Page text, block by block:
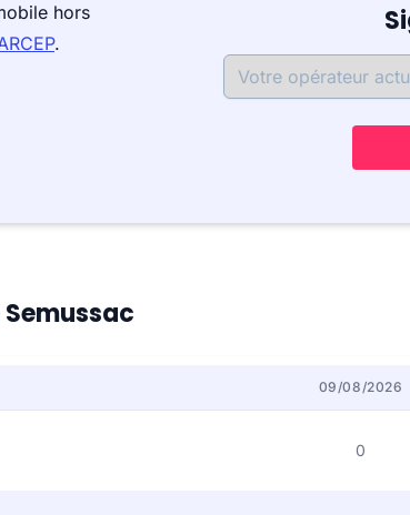
hors
.
09/08/2026
0